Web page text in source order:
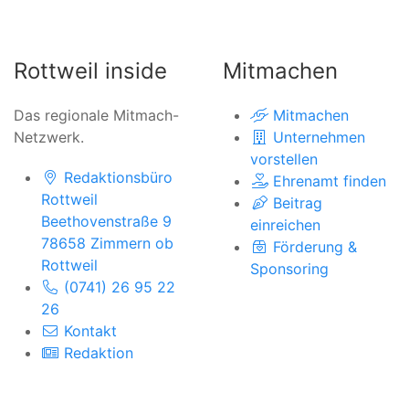
Rottweil inside
Das regionale Mitmach-
Netzwerk.
Redaktionsbüro
Rottweil
Beethovenstraße 9
78658 Zimmern ob
Rottweil
(0741) 26 95 22
26
Kontakt
Redaktion
Mitmachen
Mitmachen
Unternehmen
vorstellen
Ehrenamt finden
Beitrag
einreichen
Förderung &
Sponsoring